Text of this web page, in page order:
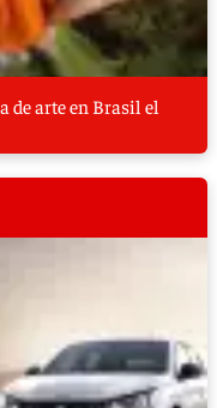
de arte en Brasil el